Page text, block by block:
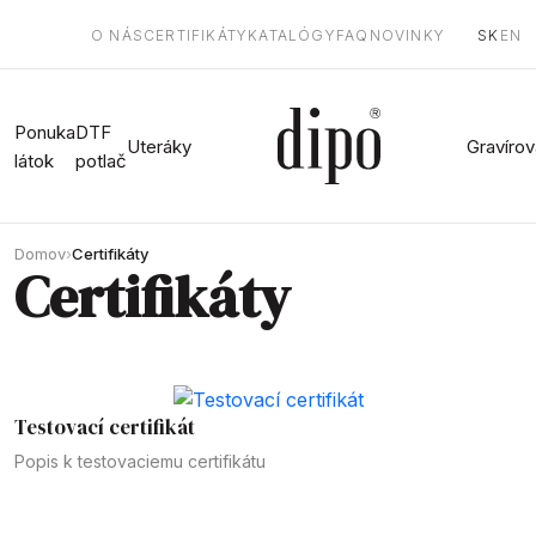
O NÁS CERTIFIKÁTY KATALÓGY FAQ NOVINKY SK EN
Ponuka
látok
DTF
potlač
Uteráky
Domov Certifikáty
Certifikáty
Testovací certifikát
Popis k testovaciemu certifikátu